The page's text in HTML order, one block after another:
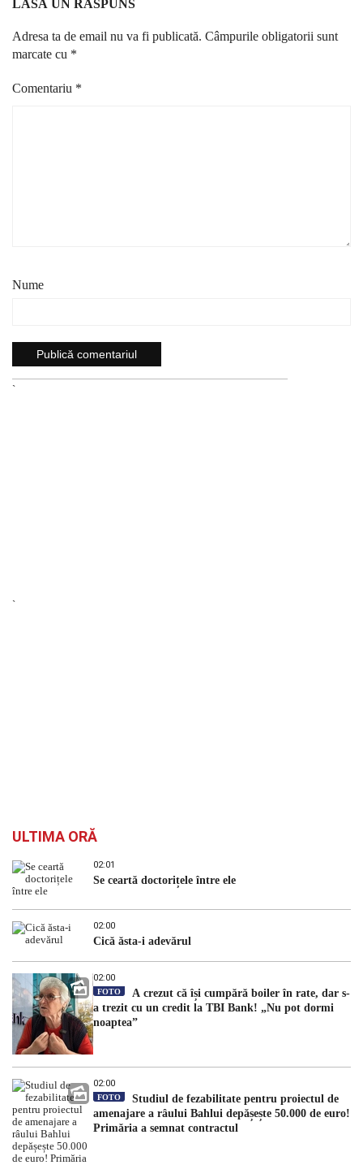
LASĂ UN RĂSPUNS
Adresa ta de email nu va fi publicată. Câmpurile obligatorii sunt
marcate cu *
Comentariu *
Nume
`
`
ULTIMA ORĂ
02:01
Se ceartă doctorițele între ele
02:00
Cică ăsta-i adevărul
02:00
FOTO
A crezut că își cumpără boiler în rate, dar s-
a trezit cu un credit la TBI Bank! „Nu pot dormi
noaptea”
02:00
FOTO
Studiul de fezabilitate pentru proiectul de
amenajare a râului Bahlui depășește 50.000 de euro!
Primăria a semnat contractul